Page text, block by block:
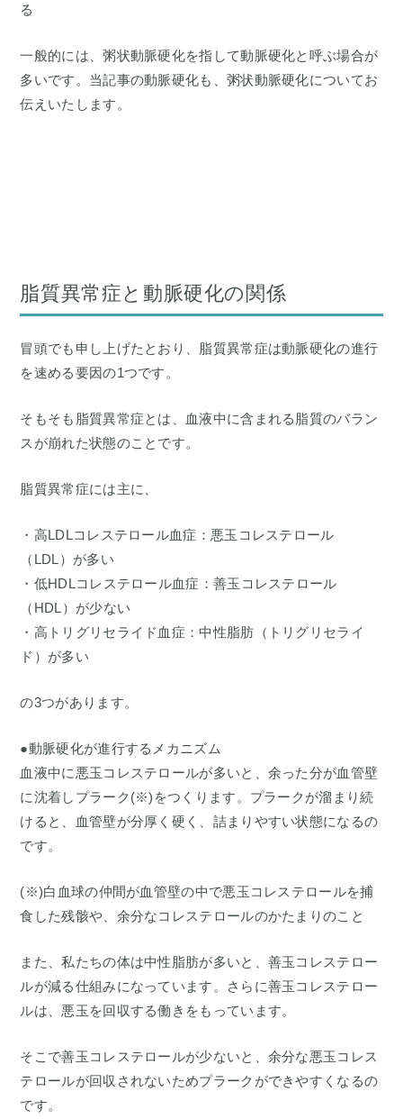
る
一般的には、粥状動脈硬化を指して動脈硬化と呼ぶ場合が
多いです。当記事の動脈硬化も、粥状動脈硬化についてお
伝えいたします。
脂質異常症と動脈硬化の関係
冒頭でも申し上げたとおり、脂質異常症は動脈硬化の進行
を速める要因の1つです。
そもそも脂質異常症とは、血液中に含まれる脂質のバラン
スが崩れた状態のことです。
脂質異常症には主に、
・高LDLコレステロール血症：悪玉コレステロール
（LDL）が多い
・低HDLコレステロール血症：善玉コレステロール
（HDL）が少ない
・高トリグリセライド血症：中性脂肪（トリグリセライ
ド）が多い
の3つがあります。
●動脈硬化が進行するメカニズム
血液中に悪玉コレステロールが多いと、余った分が血管壁
に沈着しプラーク(※)をつくります。プラークが溜まり続
けると、血管壁が分厚く硬く、詰まりやすい状態になるの
です。
(※)白血球の仲間が血管壁の中で悪玉コレステロールを捕
食した残骸や、余分なコレステロールのかたまりのこと
また、私たちの体は中性脂肪が多いと、善玉コレステロー
ルが減る仕組みになっています。さらに善玉コレステロー
ルは、悪玉を回収する働きをもっています。
そこで善玉コレステロールが少ないと、余分な悪玉コレス
テロールが回収されないためプラークができやすくなるの
です。